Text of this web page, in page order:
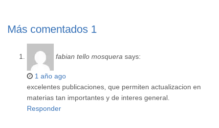
Más comentados 1
fabian tello mosquera says:
1 año ago
excelentes publicaciones, que permiten actualizacion en
materias tan importantes y de interes general.
Responder